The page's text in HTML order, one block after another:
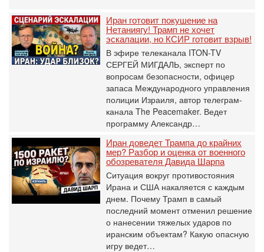
Иран готовит покушение на
Нетаниягу! Трамп не хочет
эскалации, но КСИР готовит взрыв!
В эфире телеканала ITON-TV
СЕРГЕЙ МИГДАЛЬ, эксперт по
вопросам безопасности, офицер
запаса Международного управления
полиции Израиля, автор телеграм-
канала The Peacemaker. Ведет
программу Александр…
Иран доведет Трампа до крайних
мер? Разбор и оценка от военного
обозревателя Давида Шарпа
Ситуация вокруг противостояния
Ирана и США накаляется с каждым
днем. Почему Трамп в самый
последний момент отменил решение
о нанесении тяжелых ударов по
иранским объектам? Какую опасную
игру ведет…